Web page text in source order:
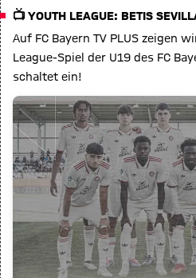
📺 YOUTH LEAGUE: BETIS
Auf FC Bayern TV PLUS zeigen
League-Spiel der U19 des FC
schaltet ein!